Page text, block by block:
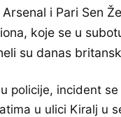
i Pari Sen
koje se u
su danas
policije, incident
u ulici Kiralj u